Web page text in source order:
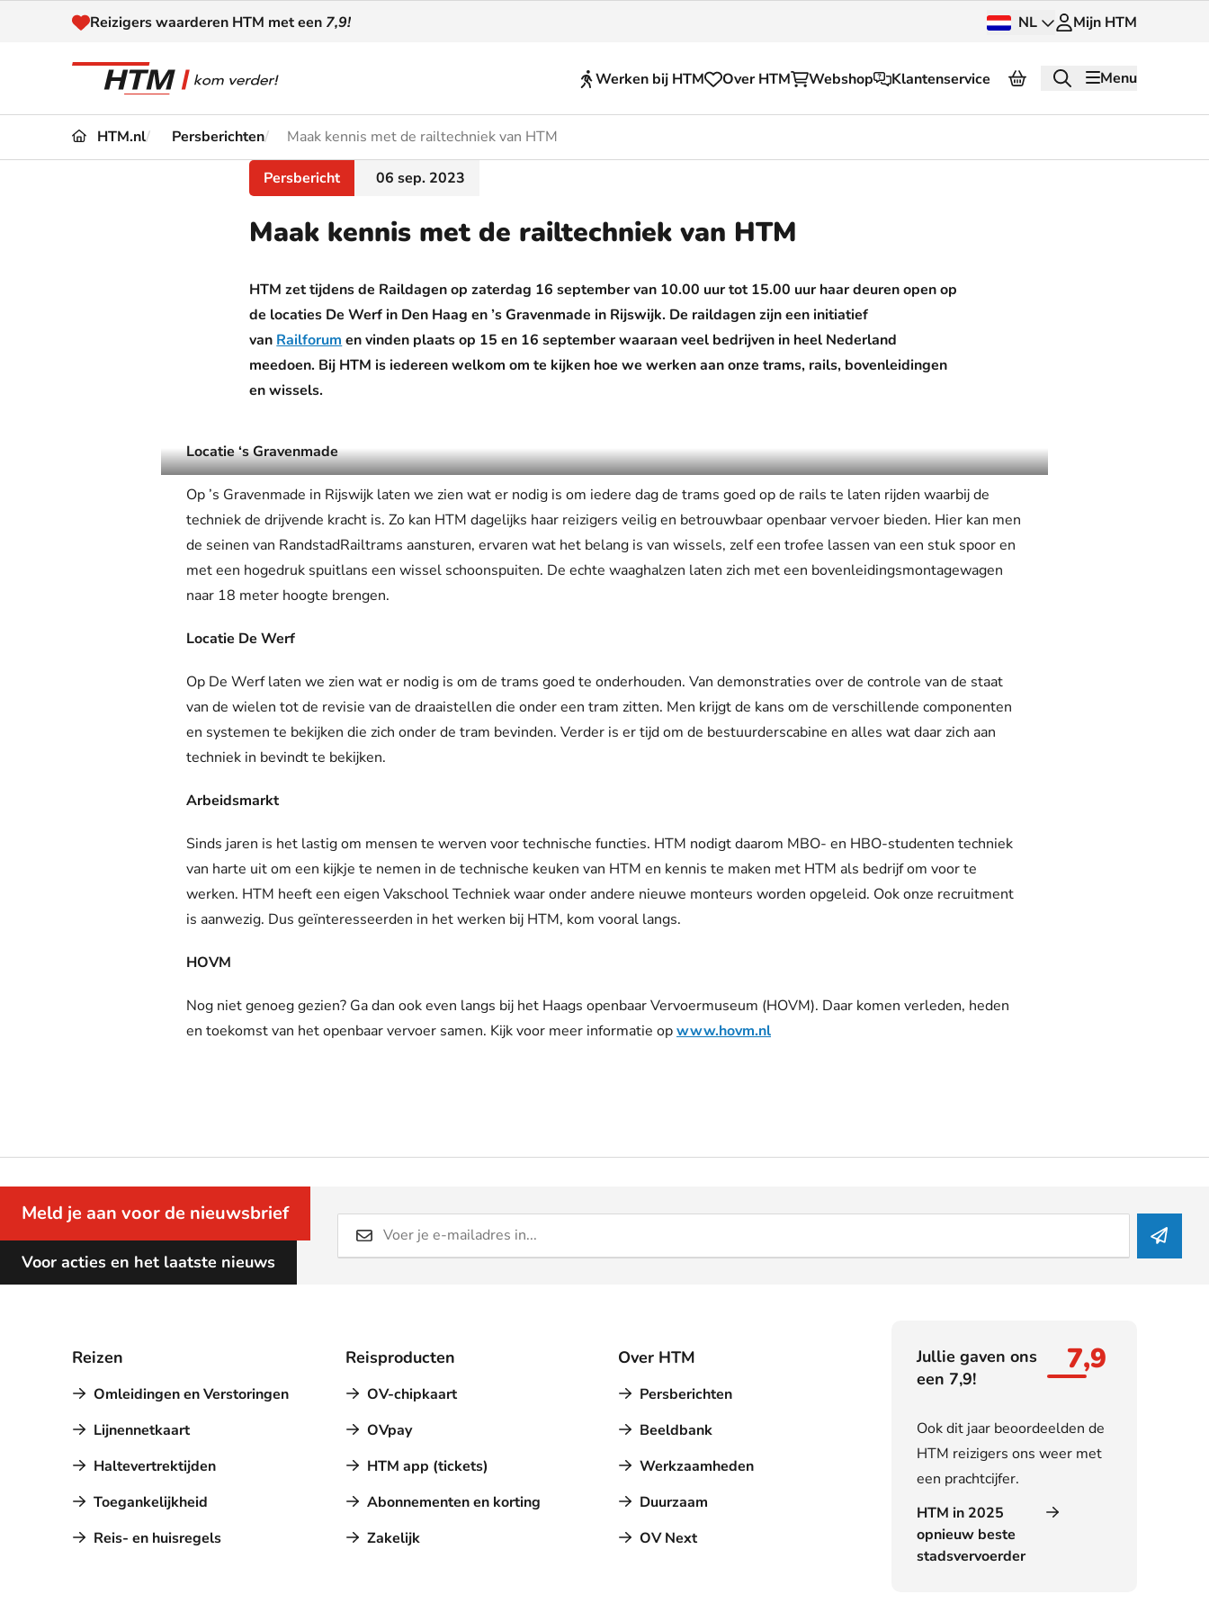
Naar inhoud
Reizigers waarderen HTM met een 7,9! NL Mijn HTM
Werken bij HTM Over HTM Webshop Klantenservice Menu
Reizen
Reis- en huisregels
Haagse Hopper
OV-chipkaart
Abonnementen en korting
Zakelijk
HTM.nl Persberichten Maak kennis met de railtechniek van HTM
Persbericht 06 sep. 2023
Maak kennis met de railtechniek van HTM
HTM zet tijdens de Raildagen op zaterdag 16 september van 10.00 uur tot 15.00 uur haar deuren open op
de locaties De Werf in Den Haag en ’s Gravenmade in Rijswijk. De raildagen zijn een initiatief
van Railforum en vinden plaats op 15 en 16 september waaraan veel bedrijven in heel Nederland
meedoen. Bij HTM is iedereen welkom om te kijken hoe we werken aan onze trams, rails, bovenleidingen
en wissels.
Locatie ‘s Gravenmade
Op ’s Gravenmade in Rijswijk laten we zien wat er nodig is om iedere dag de trams goed op de rails te laten rijden waarbij de
techniek de drijvende kracht is. Zo kan HTM dagelijks haar reizigers veilig en betrouwbaar openbaar vervoer bieden. Hier kan men
de seinen van RandstadRailtrams aansturen, ervaren wat het belang is van wissels, zelf een trofee lassen van een stuk spoor en
met een hogedruk spuitlans een wissel schoonspuiten. De echte waaghalzen laten zich met een bovenleidingsmontagewagen
naar 18 meter hoogte brengen.
Locatie De Werf
Op De Werf laten we zien wat er nodig is om de trams goed te onderhouden. Van demonstraties over de controle van de staat
van de wielen tot de revisie van de draaistellen die onder een tram zitten. Men krijgt de kans om de verschillende componenten
en systemen te bekijken die zich onder de tram bevinden. Verder is er tijd om de bestuurderscabine en alles wat daar zich aan
techniek in bevindt te bekijken.
Arbeidsmarkt
Sinds jaren is het lastig om mensen te werven voor technische functies. HTM nodigt daarom MBO- en HBO-studenten techniek
van harte uit om een kijkje te nemen in de technische keuken van HTM en kennis te maken met HTM als bedrijf om voor te
werken. HTM heeft een eigen Vakschool Techniek waar onder andere nieuwe monteurs worden opgeleid. Ook onze recruitment
is aanwezig. Dus geïnteresseerden in het werken bij HTM, kom vooral langs.
HOVM
Nog niet genoeg gezien? Ga dan ook even langs bij het Haags openbaar Vervoermuseum (HOVM). Daar komen verleden, heden
en toekomst van het openbaar vervoer samen. Kijk voor meer informatie opwww.hovm.nl
Meld je aan voor de nieuwsbrief
Voor acties en het laatste nieuws
Reizen
Omleidingen en Verstoringen
Lijnennetkaart
Haltevertrektijden
Toegankelijkheid
Reis- en huisregels
Reisproducten
OV-chipkaart
OVpay
HTM app (tickets)
Abonnementen en korting
Zakelijk
Over HTM
Persberichten
Beeldbank
Werkzaamheden
Duurzaam
OV Next
Jullie gaven ons
een 7,9!
7,9
Ook dit jaar beoordeelden de
HTM reizigers ons weer met
een prachtcijfer.
HTM in 2025
opnieuw beste
stadsvervoerder